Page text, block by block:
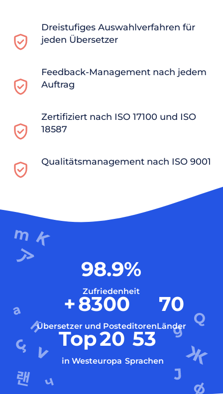
Dreistufiges Auswahlverfahren für
jeden Übersetzer
Feedback-Management nach jedem
Auftrag
Zertifiziert nach ISO 17100 und ISO
18587
Qualitätsmanagement nach ISO 9001
98.9%
Zufriedenheit
+8300
Übersetzer und Posteditoren
70
Länder
Top20
in Westeuropa
53
Sprachen